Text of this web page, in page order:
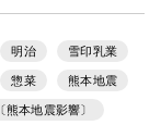
明治 雪印乳業
惣菜 熊本地震
〔熊本地震影響〕